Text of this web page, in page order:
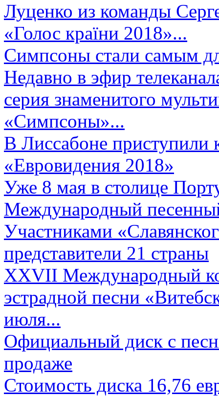
Луценко из команды
«Голос країни 2018»...
Симпсоны стали самым
Недавно в эфир
серия знаменитого
«Симпсоны»...
В Лиссабоне приступили
«Евровидения 2018»
Уже 8 мая в столице
Международный
Участниками
представители 21 страны
XXVII Международный
эстрадной песни
июля...
Официальный диск с
продаже
Стоимость диска 16,76